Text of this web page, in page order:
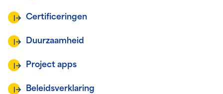
Certificeringen
Duurzaamheid
Project apps
Beleidsverklaring